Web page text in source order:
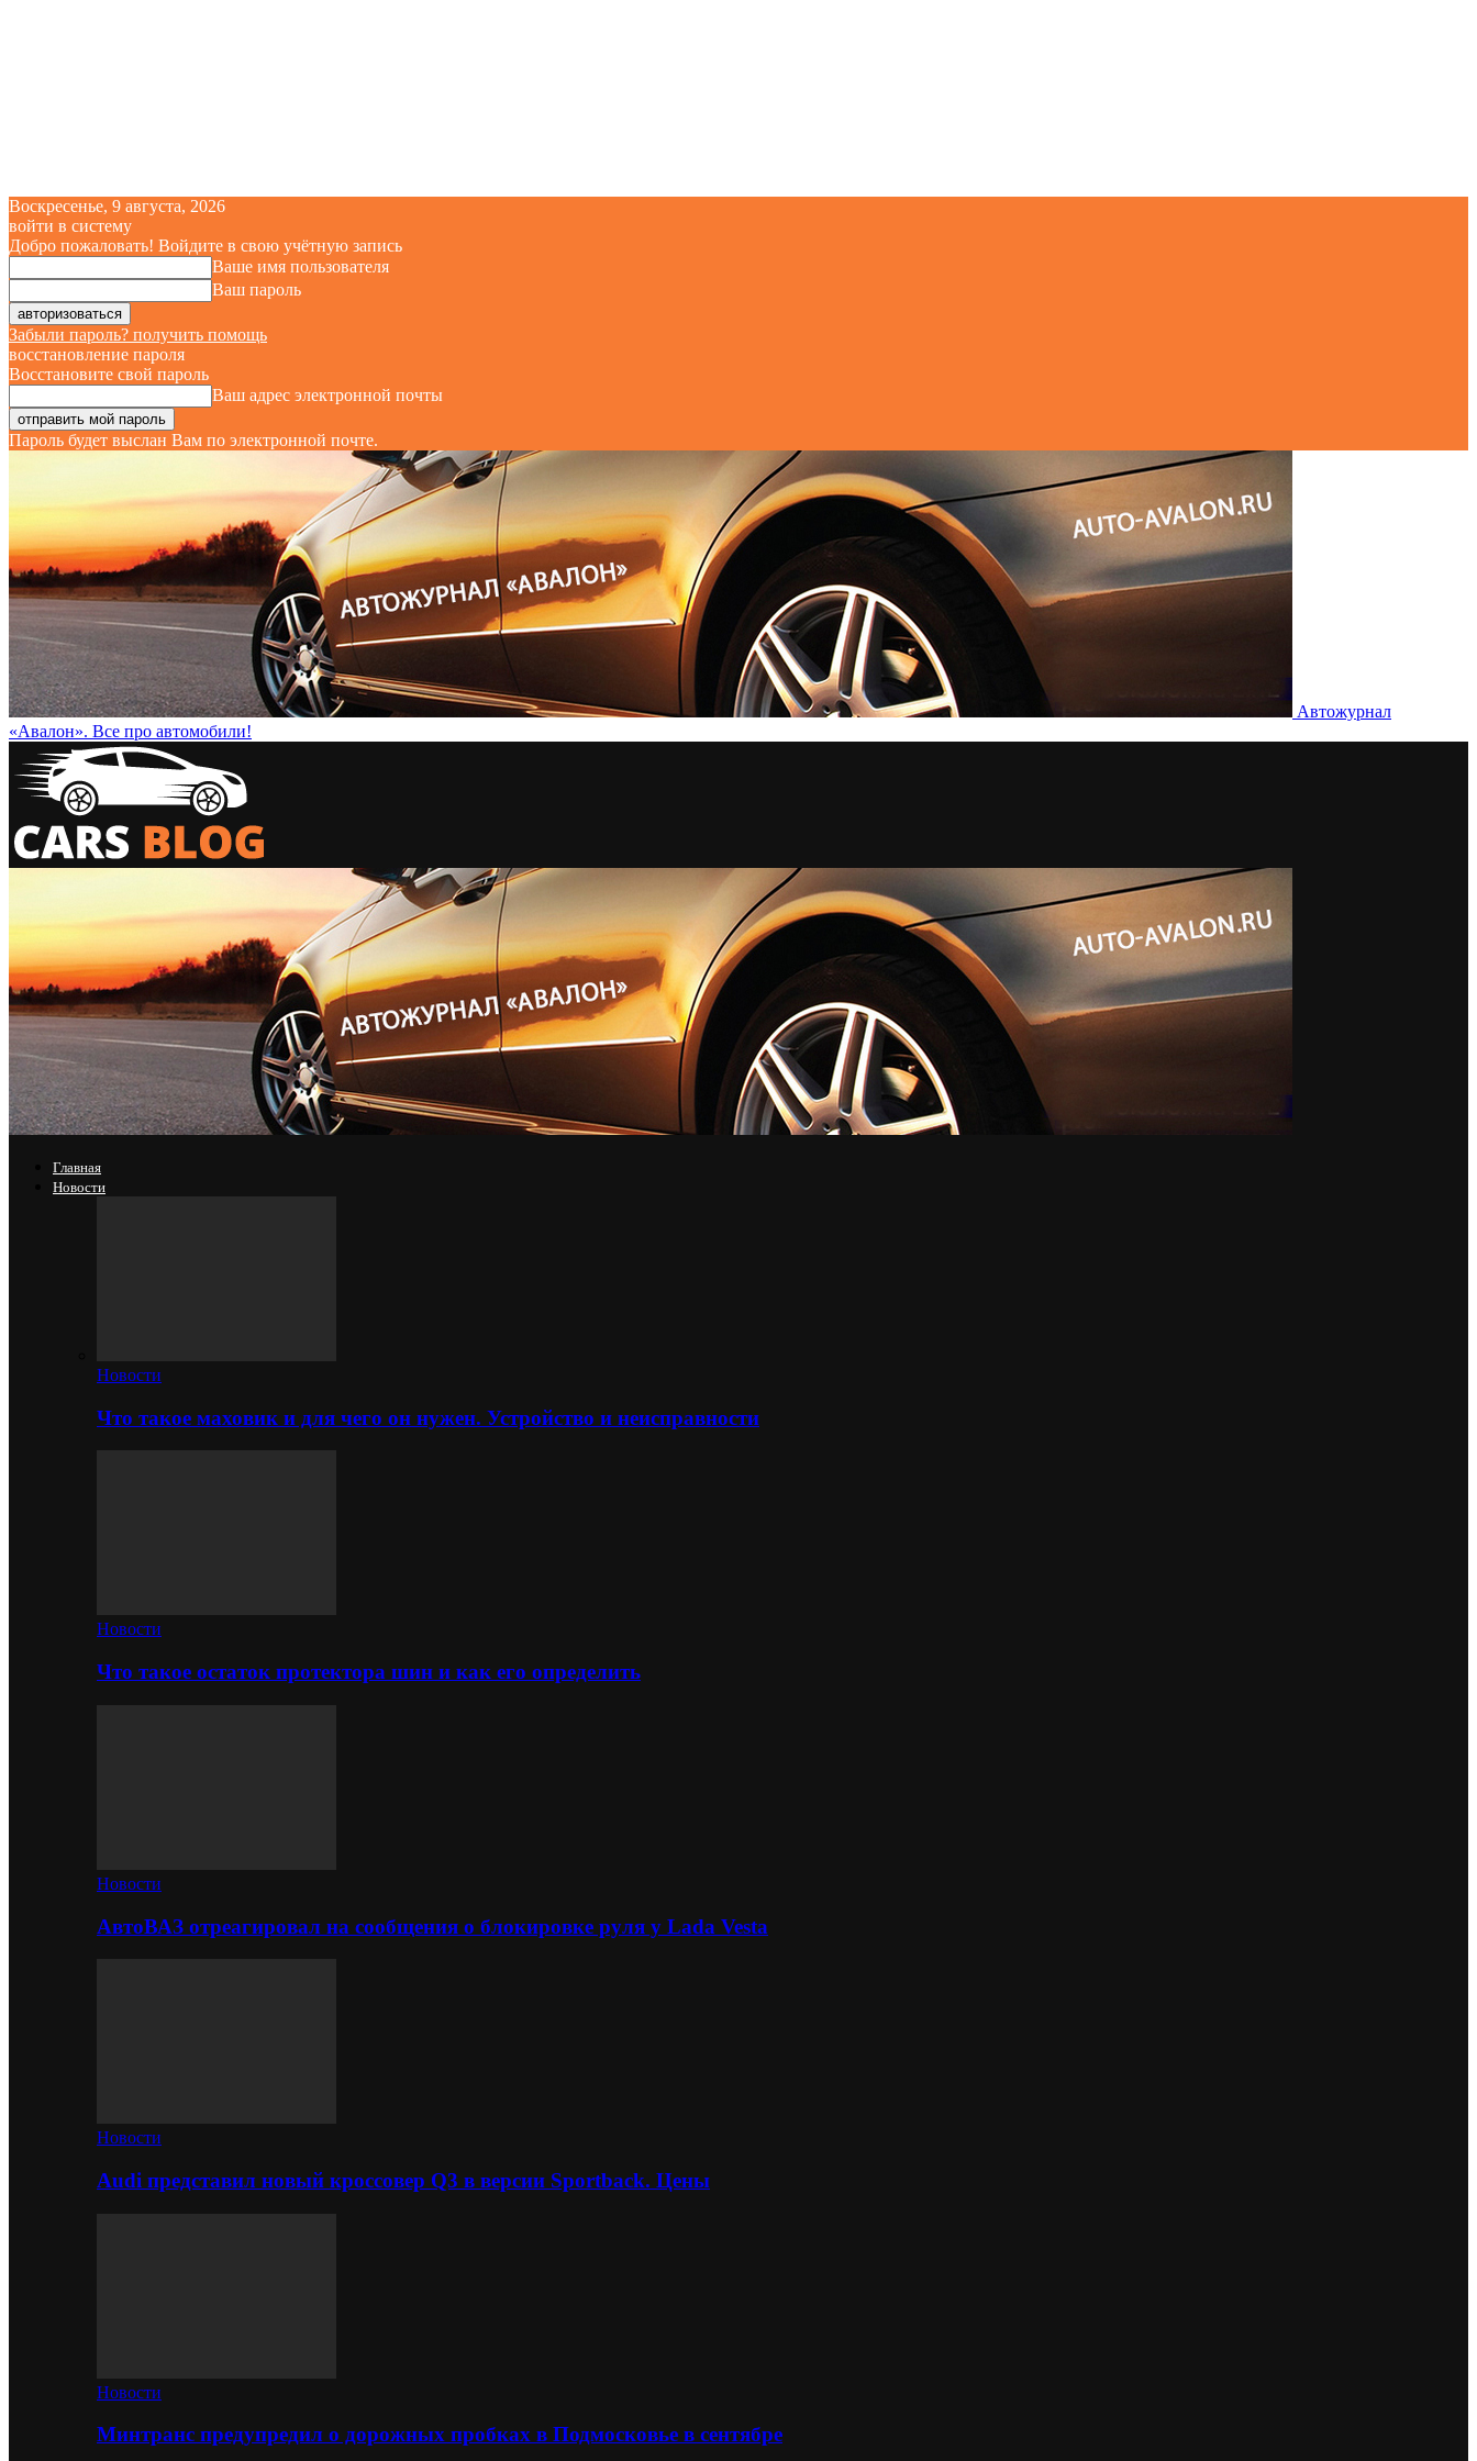
Воскресенье, 9 августа, 2026
войти в систему
Добро пожаловать! Войдите в свою учётную запись
Ваше имя пользователя
Ваш пароль
Забыли пароль? получить помощь
восстановление пароля
Восстановите свой пароль
Ваш адрес электронной почты
Пароль будет выслан Вам по электронной почте.
Автожурнал
«Авалон». Все про автомобили!
Главная
Новости
Новости
Что такое маховик и для чего он нужен. Устройство и неисправности
Новости
Что такое остаток протектора шин и как его определить
Новости
АвтоВАЗ отреагировал на сообщения о блокировке руля у Lada Vesta
Новости
Audi представил новый кроссовер Q3 в версии Sportback. Цены
Новости
Минтранс предупредил о дорожных пробках в Подмосковье в сентябре